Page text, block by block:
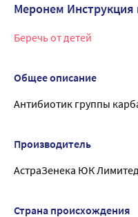
Меронем
Беречь от детей
Общее описание
Антибиотик группы
Производитель
АстраЗенека ЮК
Страна происхождения